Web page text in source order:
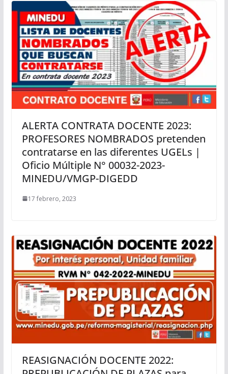
ALERTA CONTRATA DOCENTE 2023:
PROFESORES NOMBRADOS pretenden
contratarse en las diferentes UGELs |
Oficio Múltiple N° 00032-2023-
MINEDU/VMGP-DIGEDD
17 febrero, 2023
REASIGNACIÓN DOCENTE 2022: